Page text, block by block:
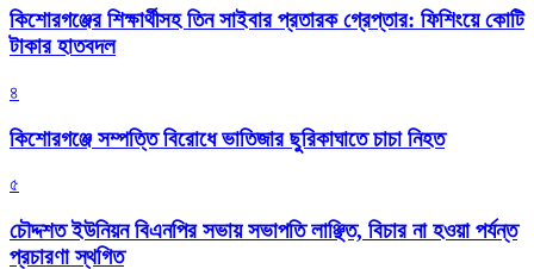
কিশোরগঞ্জের শিক্ষার্থীসহ তিন সাইবার প্রতারক গ্রেপ্তার: ফিশিংয়ে কোটি
টাকার হাতবদল
৪
কিশোরগঞ্জে সম্পত্তি বিরোধে ভাতিজার ছুরিকাঘাতে চাচা নিহত
৫
চৌদ্দশত ইউনিয়ন বিএনপির সভায় সভাপতি লাঞ্ছিত, বিচার না হওয়া পর্যন্ত
প্রচারণা স্থগিত